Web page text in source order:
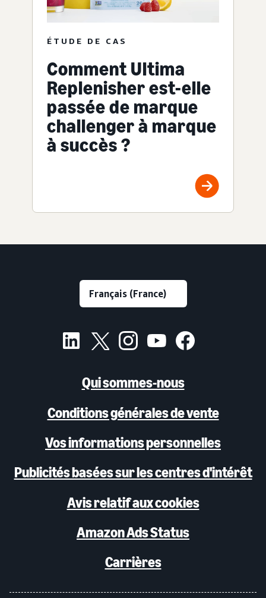
ÉTUDE DE CAS
Comment Ultima
Replenisher est-elle
passée de marque
challenger à marque
à succès ?
Qui sommes-nous
Conditions générales de vente
Vos informations personnelles
Publicités basées sur les centres d'intérêt
Avis relatif aux cookies
Amazon Ads Status
Carrières